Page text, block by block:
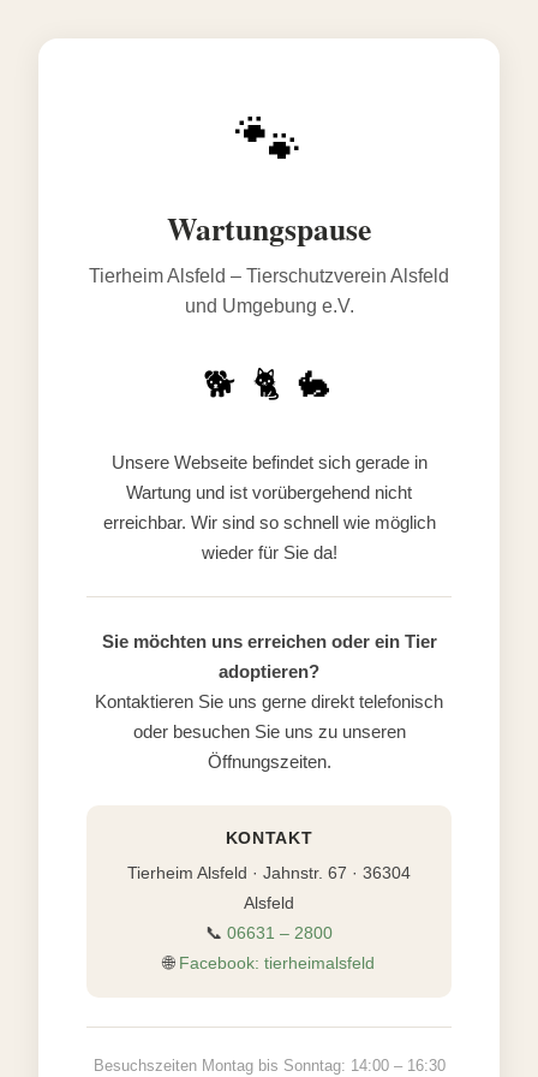
🐾
Wartungspause
Tierheim Alsfeld – Tierschutzverein Alsfeld
und Umgebung e.V.
🐕 🐈 🐇
Unsere Webseite befindet sich gerade in
Wartung und ist vorübergehend nicht
erreichbar. Wir sind so schnell wie möglich
wieder für Sie da!
Sie möchten uns erreichen oder ein Tier
adoptieren?
Kontaktieren Sie uns gerne direkt telefonisch
oder besuchen Sie uns zu unseren
Öffnungszeiten.
KONTAKT
Tierheim Alsfeld · Jahnstr. 67 · 36304
Alsfeld
📞 06631 – 2800
🌐 Facebook: tierheimalsfeld
Besuchszeiten Montag bis Sonntag: 14:00 – 16:30